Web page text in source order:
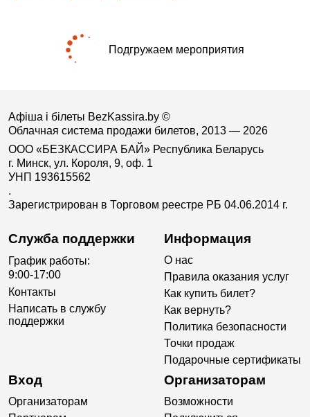
Подгружаем мероприятия
Афіша і білеты BezKassira.by ©
Облачная система продажи билетов, 2013 — 2026
ООО «БЕЗКАССИРА БАЙ» Республика Беларусь
г. Минск, ул. Короля, 9, оф. 1
УНП 193615562
.
Зарегистрирован в Торговом реестре РБ 04.06.2014 г.
Служба поддержки
График работы:
9:00-17:00
Контакты
Написать в службу
поддержки
Информация
О нас
Правила оказания услуг
Как купить билет?
Как вернуть?
Политика безопасности
Точки продаж
Подарочные сертификаты
Вход
Организаторам
Организаторам
Возможности